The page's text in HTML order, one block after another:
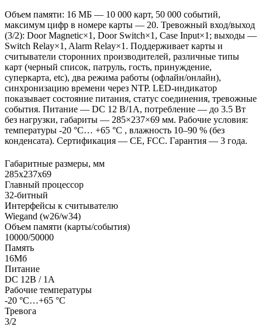
Объем памяти: 16 МБ — 10 000 карт, 50 000 событий,
максимум цифр в номере карты — 20. Тревожный вход/выход
(3/2): Door Magnetic×1, Door Switch×1, Case Input×1; выходы —
Switch Relay×1, Alarm Relay×1. Поддерживает карты и
считыватели сторонних производителей, различные типы
карт (черный список, патруль, гость, принуждение,
суперкарта, etc), два режима работы (офлайн/онлайн),
синхронизацию времени через NTP. LED-индикатор
показывает состояние питания, статус соединения, тревожные
события. Питание — DC 12 В/1А, потребление — до 3.5 Вт
без нагрузки, габариты — 285×237×69 мм. Рабочие условия:
температуры -20 °C… +65 °C , влажность 10–90 % (без
конденсата). Сертификация — CE, FCC. Гарантия — 3 года.
Габаритные размеры, мм
285х237х69
Главный процессор
32-битный
Интерфейсы к считывателю
Wiegand (w26/w34)
Объем памяти (карты/события)
10000/50000
Память
16Мб
Питание
DC 12В / 1А
Рабочие температуры
-20 °C…+65 °C
Тревога
3/2